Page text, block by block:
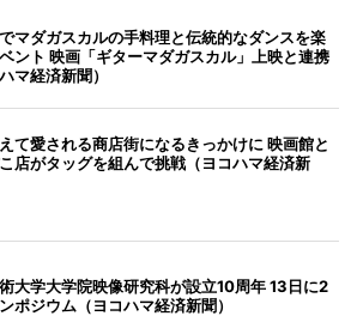
マダガスカルの手料理と伝統的なダンスを楽
ント 映画「ギターマダガスカル」上映と連携
マ経済新聞）
て愛される商店街になるきっかけに 映画館と
店がタッグを組んで挑戦（ヨコハマ経済新
大学大学院映像研究科が設立10周年 13日に2
ポジウム（ヨコハマ経済新聞）